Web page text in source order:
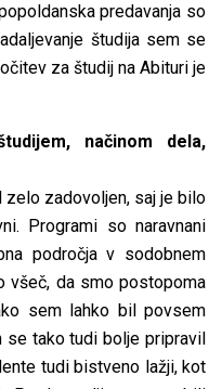
predavanja so
študija sem se
za študij na Abituri je
načinom dela,
zadovoljen, saj je bilo
Programi so naravnani
področja v sodobnem
všeč, da smo postopoma
sem lahko bil povsem
tako tudi bolje pripravil
tudi bistveno lažji, kot